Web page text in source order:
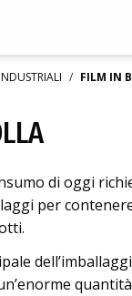
FILM IN
di oggi
per